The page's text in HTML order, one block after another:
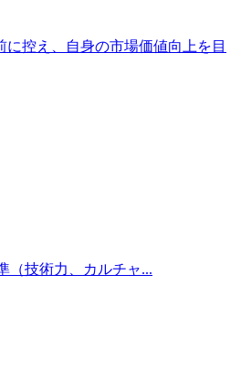
控え、自身の市場価値向上を目
（技術力、カルチャ...